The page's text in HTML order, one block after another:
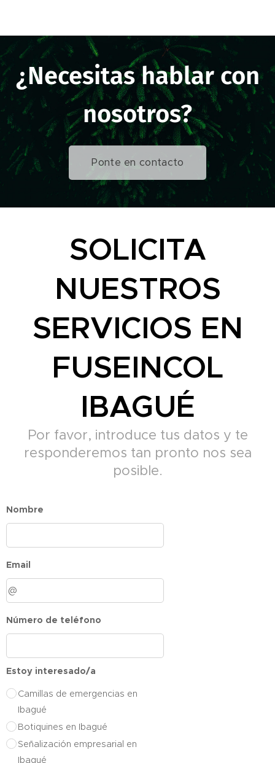
¿Necesitas hablar con
nosotros?
Ponte en contacto
SOLICITA
NUESTROS
SERVICIOS EN
FUSEINCOL
IBAGUÉ
Por favor, introduce tus datos y te
responderemos tan pronto nos sea
posible.
Nombre
Email
Número de teléfono
Estoy interesado/a
Camillas de emergencias en
Ibagué
Botiquines en Ibagué
Señalización empresarial en
Ibagué